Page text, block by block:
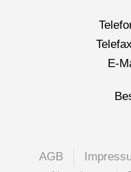
E-
AGB